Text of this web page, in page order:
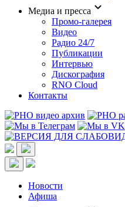
Медиа и пресса
Промо-галерея
Видео
Радио 24/7
Публикации
Интервью
Дискография
RNO Cloud
Контакты
Новости
Афиша